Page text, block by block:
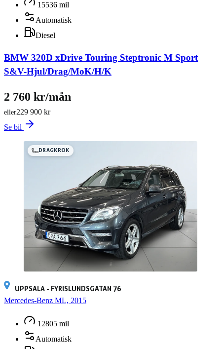
15536 mil
Automatisk
Diesel
BMW 320D xDrive Touring Steptronic M Sport
S&V-Hjul/Drag/MoK/H/K
229 900 kr
eller
2 760 kr/mån
Se bil
DRAGKROK
UPPSALA - FYRISLUNDSGATAN 76
Mercedes-Benz ML, 2015
12805 mil
Automatisk